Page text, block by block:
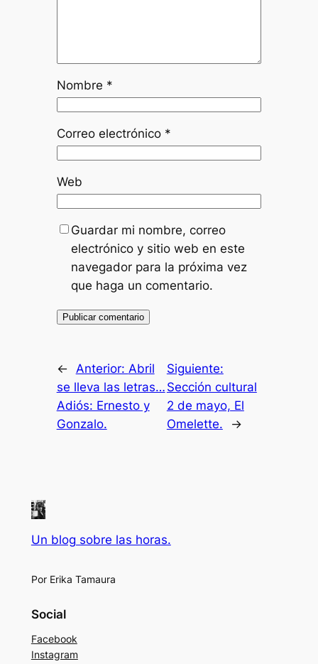
Nombre *
Correo electrónico *
Web
Guardar mi nombre, correo
electrónico y sitio web en este
navegador para la próxima vez
que haga un comentario.
← Anterior: Abril
se lleva las letras…
Adiós: Ernesto y
Gonzalo.
Siguiente:
Sección cultural
2 de mayo, El
Omelette.
→
Un blog sobre las horas.
Por Erika Tamaura
Social
Facebook
Instagram